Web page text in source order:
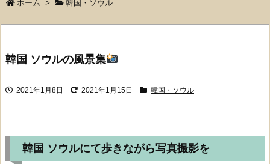
ホーム > 韓国・ソウル
韓国 ソウルの風景集
2021年1月8日 2021年1月15日 韓国・ソウル
韓国 ソウルにて歩きながら写真撮影を